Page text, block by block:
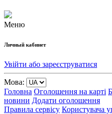
Меню
Личный кабинет
Увійти або зареєструватися
Мова:
Головна Оголошення на карті
новини Додати оголошення
Правила сервісу Користувача